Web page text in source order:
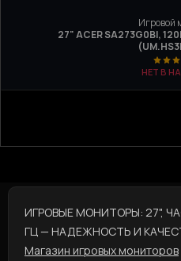
Игровой
27" ACER SA273G0BI,
НЕТ В
ИГРОВЫЕ МОНИТОРЫ: 27",
ГЦ — НАДЕЖНОСТЬ И
Магазин игровых мониторов